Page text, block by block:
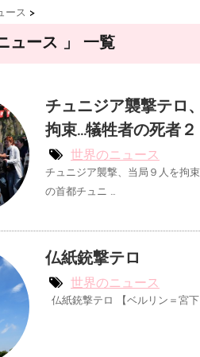
ース >
ュース 」 一覧
チュニジア襲撃テロ
拘束…犠牲者の死者２
世界のニュース
チュニジア襲撃、当局９人を拘
の首都チュニ …
仏紙銃撃テロ
世界のニュース
仏紙銃撃テロ 【ベルリン＝宮